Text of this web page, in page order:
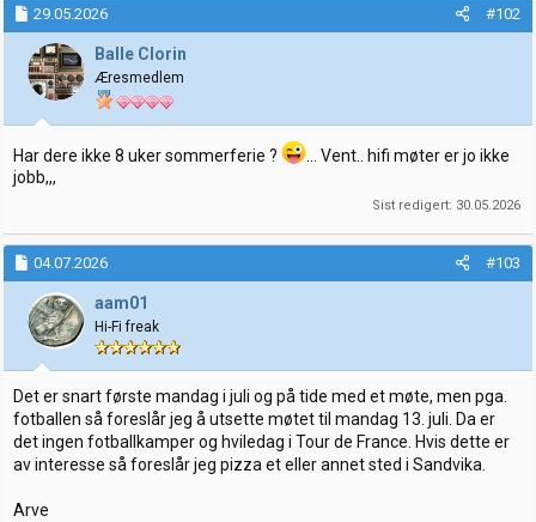
29.05.2026 #102
Balle Clorin
Æresmedlem
Har dere ikke 8 uker sommerferie ?
... Vent.. hifi møter er jo ikke
jobb,,,
Sist redigert: 30.05.2026
04.07.2026 #103
aam01
Hi-Fi freak
Det er snart første mandag i juli og på tide med et møte, men pga.
fotballen så foreslår jeg å utsette møtet til mandag 13. juli. Da er
det ingen fotballkamper og hviledag i Tour de France. Hvis dette er
av interesse så foreslår jeg pizza et eller annet sted i Sandvika.
Arve